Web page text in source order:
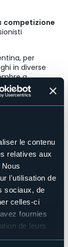
le contenu
relatives aux
l'utilisation de
sociaux, de
celles-ci
fournies
de leurs
competizione
per
in diverse
a
Distretto